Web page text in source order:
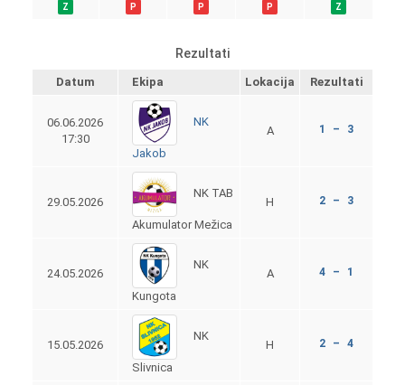
Z P P P Z
Rezultati
Datum Ekipa Lokacija Rezultati
06.06.2026
17:30
NK
Jakob
A 1 – 3
29.05.2026
NK TAB
Akumulator Mežica
H 2 – 3
24.05.2026
NK
Kungota
A 4 – 1
15.05.2026
NK
Slivnica
H 2 – 4